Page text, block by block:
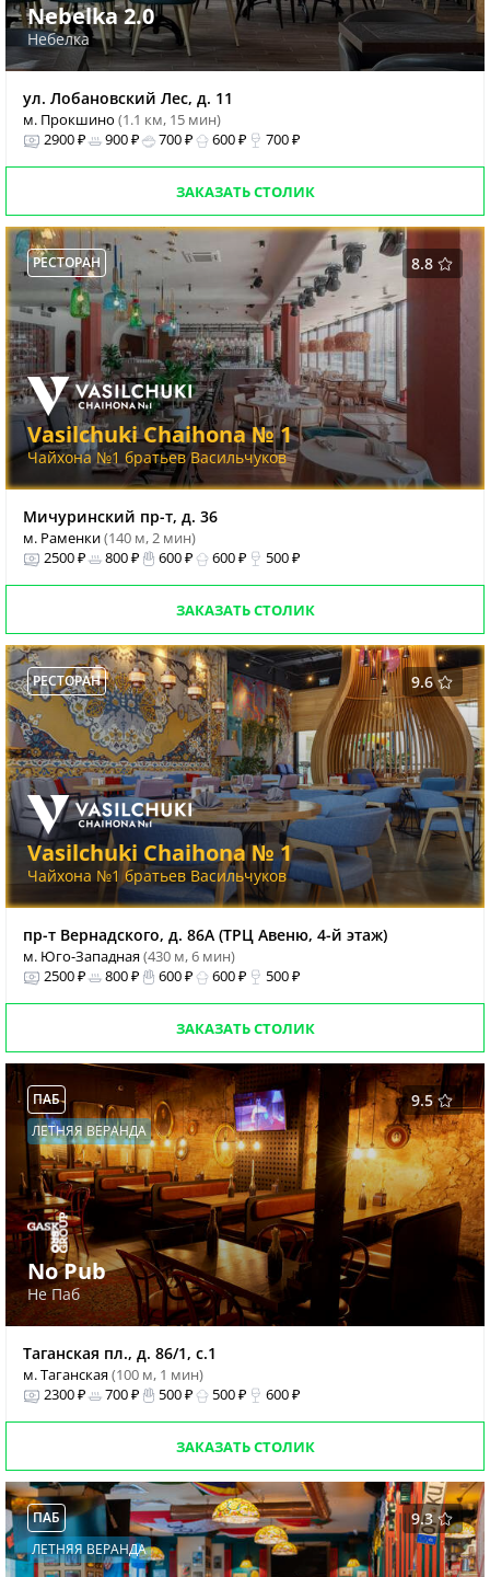
Nebelka 2.0
Небелка
ул. Лобановский Лес, д. 11
м. Прокшино (1.1 км, 15 мин)
2900 ₽
900 ₽ 700 ₽ 600 ₽ 700 ₽
ЗАКАЗАТЬ СТОЛИК
8.8
РЕСТОРАН
Vasilchuki Chaihona № 1
Чайхона №1 братьев Васильчуков
Мичуринский пр-т, д. 36
м. Раменки(140 м, 2 мин)
2500 ₽
800 ₽ 600 ₽ 600 ₽ 500 ₽
ЗАКАЗАТЬ СТОЛИК
9.6
РЕСТОРАН
Vasilchuki Chaihona № 1
Чайхона №1 братьев Васильчуков
пр-т Вернадского, д. 86А (ТРЦ Авеню, 4-й этаж)
м. Юго-Западная(430 м, 6 мин)
2500 ₽
800 ₽ 600 ₽ 600 ₽ 500 ₽
ЗАКАЗАТЬ СТОЛИК
9.5
ПАБ
ЛЕТНЯЯ ВЕРАНДА
No Pub
Не Паб
Таганская пл., д. 86/1, с.1
м. Таганская(100 м, 1 мин)
2300 ₽
700 ₽ 500 ₽ 500 ₽ 600 ₽
ЗАКАЗАТЬ СТОЛИК
9.3
ПАБ
ЛЕТНЯЯ ВЕРАНДА